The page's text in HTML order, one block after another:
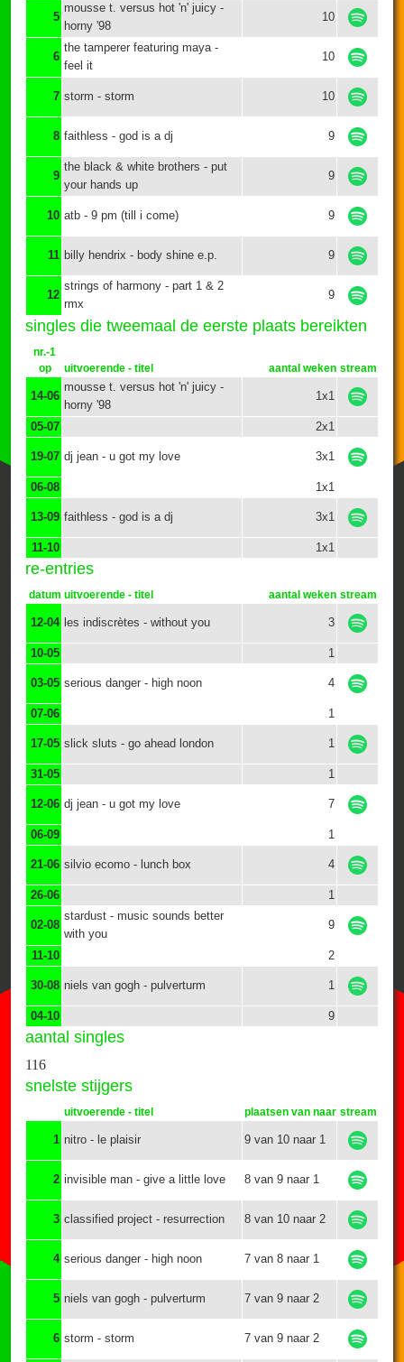
5
mousse t. versus hot 'n' juicy -
horny '98
10
6
the tamperer featuring maya -
feel it
10
7 storm - storm 10
8 faithless - god is a dj 9
9
the black & white brothers - put
your hands up
9
10 atb - 9 pm (till i come) 9
11 billy hendrix - body shine e.p. 9
12
strings of harmony - part 1 & 2
rmx
9
singles die tweemaal de eerste plaats bereikten
nr.-1
op
uitvoerende - titel aantal weken stream
14-06
mousse t. versus hot 'n' juicy -
horny '98
1x1
05-07 2x1
19-07 dj jean - u got my love 3x1
06-08 1x1
13-09 faithless - god is a dj 3x1
11-10 1x1
re-entries
datum uitvoerende - titel aantal weken stream
12-04 les indiscrètes - without you 3
10-05 1
03-05 serious danger - high noon 4
07-06 1
17-05 slick sluts - go ahead london 1
31-05 1
12-06 dj jean - u got my love 7
06-09 1
21-06 silvio ecomo - lunch box 4
26-06 1
02-08
stardust - music sounds better
with you
9
11-10 2
30-08 niels van gogh - pulverturm 1
04-10 9
aantal singles
116
snelste stijgers
uitvoerende - titel plaatsen van naar stream
1 nitro - le plaisir 9 van 10 naar 1
2 invisible man - give a little love 8 van 9 naar 1
3 classified project - resurrection 8 van 10 naar 2
4 serious danger - high noon 7 van 8 naar 1
5 niels van gogh - pulverturm 7 van 9 naar 2
6 storm - storm 7 van 9 naar 2